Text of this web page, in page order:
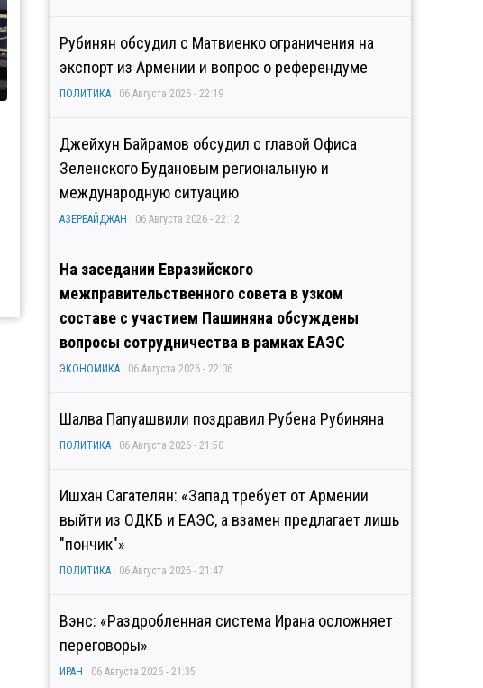
Рубинян обсудил с Матвиенко ограничения на
экспорт из Армении и вопрос о референдуме
ПОЛИТИКА 06 Августа 2026 - 22:19
Джейхун Байрамов обсудил с главой Офиса
Зеленского Будановым региональную и
международную ситуацию
АЗЕРБАЙДЖАН 06 Августа 2026 - 22:12
На заседании Евразийского
межправительственного совета в узком
составе с участием Пашиняна обсуждены
вопросы сотрудничества в рамках ЕАЭС
ЭКОНОМИКА 06 Августа 2026 - 22:06
Шалва Папуашвили поздравил Рубена Рубиняна
ПОЛИТИКА 06 Августа 2026 - 21:50
Ишхан Сагателян: «Запад требует от Армении
выйти из ОДКБ и ЕАЭС, а взамен предлагает лишь
"пончик"»
ПОЛИТИКА 06 Августа 2026 - 21:47
Вэнс: «Раздробленная система Ирана осложняет
переговоры»
ИРАН 06 Августа 2026 - 21:35